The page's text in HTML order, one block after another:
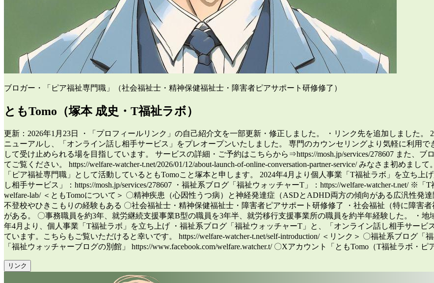
ブロガー・「ピア福祉専門職」（社会福祉士・精神保健福祉士・障害者ピアサポート研修修了）
ともTomo（塚本 成史・T福祉ラボ）
更新：2026年1月23日 ・「プロフィールリンク」の自己紹介文を一部更新・修正しました。 ・リンク先を追加しました。
ニューアルし、「オンライン話し相手サービス」をプレオープンいたしました。 専門のカウンセリングより気軽に利用
して受け止められる場を目指しています。 サービスの詳細・ご予約はこちらから⇒https://mosh.jp/services/278607 また、
てご覧ください。 https://welfare-watcher-t.net/2026/01/12/about-launch-of-online-conversation-partner-service/ みなさま初めま
「ピア福祉専門職」として活動しているともTomoこと塚本と申します。 2024年4月より個人事業「T福祉ラボ」を立ち
し相手サービス」：https://mosh.jp/services/278607 ・福祉系ブログ「福祉ウォッチャーT」：https://welfare-watcher-t.net/ ※「
welfare-lab/ ＜ともTomoについて＞ 〇精神疾患（心因性うつ病）と神経発達症（ASDとADHD両方の傾向がある広汎性発
不登校やひきこもりの経験もある 〇社会福祉士・精神保健福祉士・障害者ピアサポート研修修了 ・社会福祉（特に障害
がある。 〇事務職員を約3年、就労継続支援事業B型の職員を3年半、就労移行支援事業所の職員を約半年経験した。 ・
年4月より、個人事業「T福祉ラボ」を立ち上げ ・福祉系ブログ「福祉ウォッチャーT」と、「オンライン話し相手サー
ています。こちらもご覧いただけると幸いです。 https://welfare-watcher-t.net/self-introduction/ ＜リンク＞ 〇福祉系ブログ「
「福祉ウォッチャーブログの別館」 https://www.facebook.com/welfare.watcher.t/ 〇Xアカウント「ともTomo（T福祉ラボ・
リンク